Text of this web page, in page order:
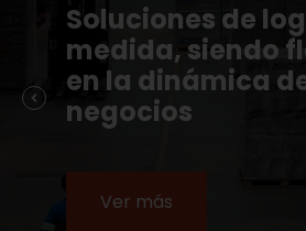
Soluciones de
medida, siendo
en la dinámica
negocios
Ver más